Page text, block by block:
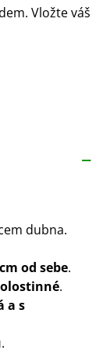
Vložte váš
dubna.
od sebe.
.
a s
.